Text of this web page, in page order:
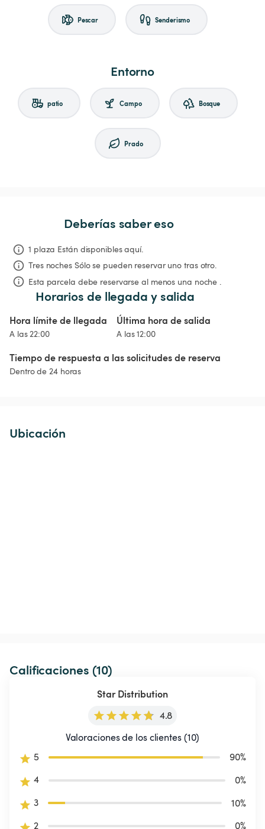
Pescar Senderismo
Entorno
patio Campo Bosque
Prado
Deberías saber eso
1 plaza Están disponibles aquí.
Tres noches Sólo se pueden reservar uno tras otro.
Esta parcela debe reservarse al menos una noche .
Horarios de llegada y salida
Hora límite de llegada
A las 22:00
Última hora de salida
A las 12:00
Tiempo de respuesta a las solicitudes de reserva
Dentro de 24 horas
Ubicación
Calificaciones (10)
Star Distribution
4.8
Valoraciones de los clientes (10)
5
90%
4
0%
3
10%
2
0%